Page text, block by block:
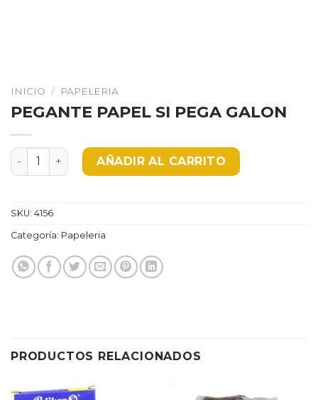
INICIO / PAPELERIA
PEGANTE PAPEL SI PEGA GALON
PEGANTE PAPEL SI PEGA GALON cantidad
AÑADIR AL CARRITO
SKU: 4156
Categoría: Papeleria
PRODUCTOS RELACIONADOS